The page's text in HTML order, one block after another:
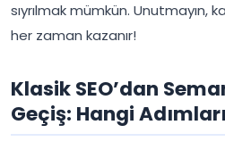
sıyrılmak mümkün. Unutmayın,
her zaman kazanır!
Klasik SEO’dan
Geçiş: Hangi